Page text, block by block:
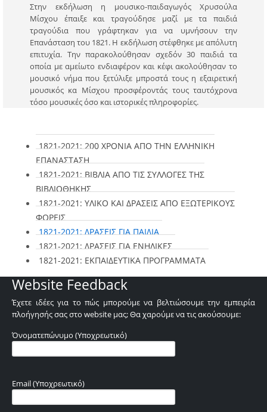
Στην εκδήλωση η μουσικο-παιδαγωγός Χρυσούλα
Μίσχου έπαιξε και τραγούδησε μαζί με τα παιδιά
τραγούδια που γράφτηκαν για να υμνήσουν την
Επανάσταση του 1821. Η εκδήλωση στέφθηκε με απόλυτη
επιτυχία. Την παρακολούθησαν σχεδόν 30 παιδιά τα
οποία με αμείωτο ενδιαφέρον και κέφι ακολούθησαν το
μουσικό νήμα που ξετύλιξε μπροστά τους η εξαιρετική
μουσικός κα Μίσχου προσφέροντάς τους ταυτόχρονα
τόσο μουσικές όσο και ιστορικές πληροφορίες.
1821-2021: 200 ΧΡΟΝΙΑ ΑΠΟ ΤΗΝ ΕΛΛΗΝΙΚΗ
ΕΠΑΝΑΣΤΑΣΗ
1821-2021: ΒΙΒΛΙΑ ΑΠΟ ΤΙΣ ΣΥΛΛΟΓΕΣ ΤΗΣ
ΒΙΒΛΙΟΘΗΚΗΣ
1821-2021: ΥΛΙΚΟ ΚΑΙ ΔΡΑΣΕΙΣ ΑΠΟ ΕΞΩΤΕΡΙΚΟΥΣ
ΦΟΡΕΙΣ
1821-2021: ΔΡΑΣΕΙΣ ΓΙΑ ΠΑΙΔΙΑ
1821-2021: ΔΡΑΣΕΙΣ ΓΙΑ ΕΝΗΛΙΚΕΣ
1821-2021: ΕΚΠΑΙΔΕΥΤΙΚΑ ΠΡΟΓΡΑΜΜΑΤΑ
Website Feedback
Έχετε ιδέες για το πώς μπορούμε να βελτιώσουμε την εμπειρία
πλοήγησής σας στο website μας; Θα χαρούμε να τις ακούσουμε:
Όνοματεπώνυμο (Υποχρεωτικό)
Email (Υποχρεωτικό)